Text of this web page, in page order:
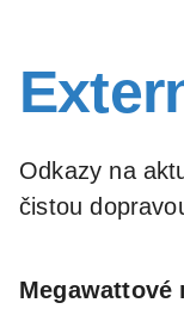
STATISTIKY
EDUKACE
PROJEKTY
KONTAKT
Odkazy na
čistou